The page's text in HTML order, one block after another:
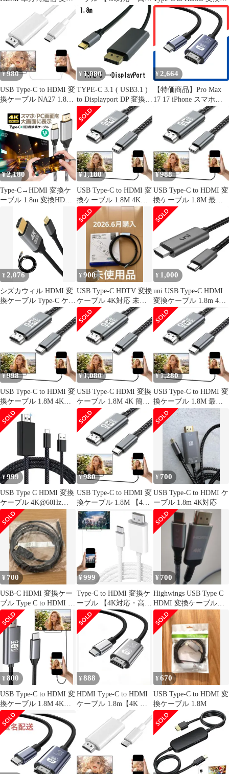
ケーブル 4K@60Hz
伝送】 1.8M USB Type-
C 変換アダプター ナイ
ロン編み スマホ・タブ
レット・PC 映像出力
ミラーリング モニター
延長 iPhone 15/16/17
ーブル 1.8m 4K対応 ア
ダプター macbook pro
air iPad Pro switch スマ
ホ PC ノートパソコン
テレビ 接続 ミラーリン
¥980
USB Type-C to HDMI 変
換ケーブル NA27 1.8M
¥ 1,080
TYPE-C 3.1 ( USB3.1 )
to Displayport DP 変換ケ
ーブル 4K 30Hz 1080p
【cable-067】【★A】
¥ 2,664
【特価商品】Pro Max
17 17 iPhone スマホと
テレビをつなぐケーブ
ル Pro HDMI変換ケー
ブル
17/16/15/MacBook/iPad/
スマホType CタイプC
音声同期】USB c HDR
対応 3.1接口/ノートPC
対応 1.8m【
¥2,180
Type-C→HDMI 変換ケ
ーブル 1.8m 変換HDMI
60Hz NLT2H18
¥ 1,180
USB Type-C to HDMI 変
換ケーブル 1.8M 4K対
応 高速伝送
¥ 988
USB Type-C to HDMI 変
換ケーブル 1.8M 最先
端技術搭載
¥2,076
シズカウィル HDMI 変
換ケーブル Type-C ケー
ブル iPhone16 iPhone15
iPad 対応 4K 映像出力
簡単接続 1.8m 30Hz ア
ルミニウムタイプ ブラ
¥900
USB Type-C HDTV 変換
ケーブル 4K対応 未使
用品
¥ 1,000
uni USB Type-C HDMI
変換ケーブル 1.8m 4K
60Hz
¥ 998
USB Type-C to HDMI 変
換ケーブル 1.8M 4K
N27
¥1,080
USB Type-C HDMI 変換
ケーブル 1.8M 4K 簡単
接続 耐久性
¥ 1,280
USB Type-C to HDMI 変
換ケーブル 1.8M 最先
端技術搭載
¥999
USB Type C HDMI 変換
ケーブル 4K@60Hz
1.8M 4K映像
¥980
USB Type-C to HDMI 変
換ケーブル 1.8M 【4K
対応】
¥ 700
USB Type-C to HDMI ケ
ーブル 1.8m 4K対応
¥ 700
USB-C HDMI 変換ケー
ブル Type C to HDMI ケ
ーブル 4K
¥ 999
Type-C to HDMI 変換ケ
ーブル 【4K対応・高速
伝送】 1.8M
¥ 700
Highwings USB Type C
HDMI 変換ケーブル
1.8m
¥ 800
USB Type-C to HDMI 変
換ケーブル 1.8M 4K対
応 高速伝送
¥ 888
HDMI Type-C to HDMI
ケーブル 1.8m【4K 対
¥670
USB Type-C to HDMI 変
換ケーブル 1.8M